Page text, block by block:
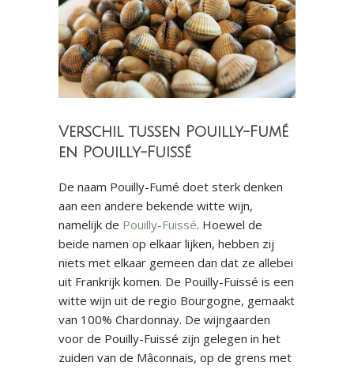
Verschil tussen Pouilly-Fumé
en Pouilly-Fuissé
De naam Pouilly-Fumé doet sterk denken
aan een andere bekende witte wijn,
namelijk de Pouilly-Fuissé. Hoewel de
beide namen op elkaar lijken, hebben zij
niets met elkaar gemeen dan dat ze allebei
uit Frankrijk komen. De Pouilly-Fuissé is een
witte wijn uit de regio Bourgogne, gemaakt
van 100% Chardonnay. De wijngaarden
voor de Pouilly-Fuissé zijn gelegen in het
zuiden van de Mâconnais, op de grens met